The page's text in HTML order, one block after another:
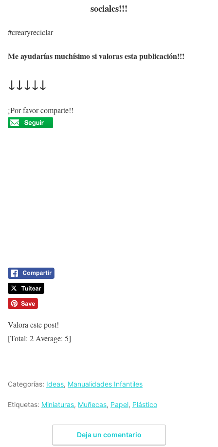
sociales!!!
#crearyreciclar
Me ayudarías muchísimo si valoras esta publicación!!!
↓↓↓↓↓
¡Por favor comparte!!
Valora este post!
[Total: 2 Average: 5]
Categorías: Ideas, Manualidades Infantiles
Etiquetas: Miniaturas, Muñecas, Papel, Plástico
Deja un comentario